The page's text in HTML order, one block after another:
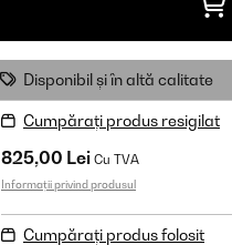
Disponibil și în altă calitate
Cumpărați produs resigilat
825,00 Lei Cu TVA
Informații privind produsul
Cumpărați produs folosit